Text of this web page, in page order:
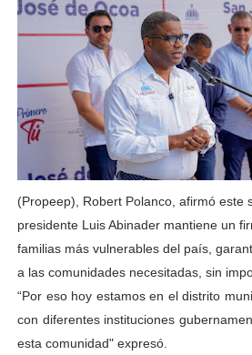
(Propeep), Robert Polanco, afirmó este
presidente Luis Abinader mantiene un
familias más vulnerables del país,
a las comunidades necesitadas, sin
“Por eso hoy estamos en el distrito
con diferentes instituciones
esta comunidad" expresó.